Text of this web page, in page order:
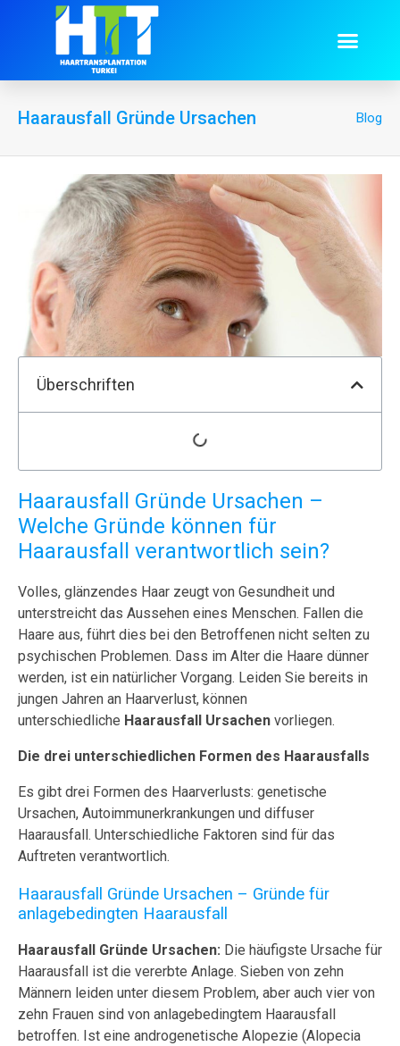
Haarausfall Gründe Ursachen Blog
Überschriften
Haarausfall Gründe Ursachen –
Welche Gründe können für
Haarausfall verantwortlich sein?
Volles, glänzendes Haar zeugt von Gesundheit und
unterstreicht das Aussehen eines Menschen. Fallen die
Haare aus, führt dies bei den Betroffenen nicht selten zu
psychischen Problemen. Dass im Alter die Haare dünner
werden, ist ein natürlicher Vorgang. Leiden Sie bereits in
jungen Jahren an Haarverlust, können
unterschiedliche Haarausfall Ursachen vorliegen.
Die drei unterschiedlichen Formen des Haarausfalls
Es gibt drei Formen des Haarverlusts: genetische
Ursachen, Autoimmunerkrankungen und diffuser
Haarausfall. Unterschiedliche Faktoren sind für das
Auftreten verantwortlich.
Haarausfall Gründe Ursachen – Gründe für
anlagebedingten Haarausfall
Haarausfall Gründe Ursachen: Die häufigste Ursache für
Haarausfall ist die vererbte Anlage. Sieben von zehn
Männern leiden unter diesem Problem, aber auch vier von
zehn Frauen sind von anlagebedingtem Haarausfall
betroffen. Ist eine androgenetische Alopezie (Alopecia